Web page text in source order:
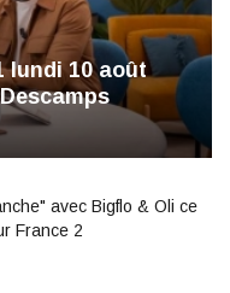
lundi 10 août
avec Bigflo & Oli ce
France 2